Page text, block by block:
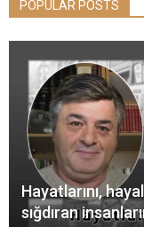
POPULAR POSTS
Hayatlarını,
sığdıran